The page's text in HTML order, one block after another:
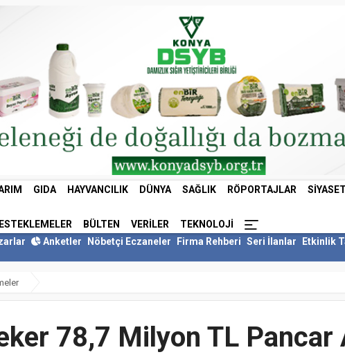
GIDA HAYVANCILIK DÜNYA SAĞLIK RÖPORTAJLAR SIYASET
BÜLTEN VERILER
TEKNOLOJI
Anketler Nöbetçi Eczaneler Firma Rehberi Seri İlanlar
Etkinlik
78,7 Milyon TL Pancar